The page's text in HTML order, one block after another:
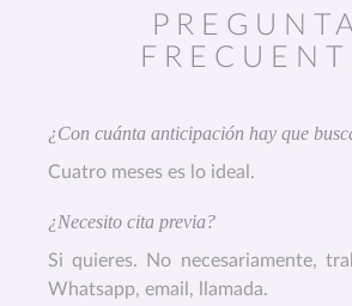
¿Con cuánta anticipación hay que
Cuatro meses es lo ideal.
¿Necesito cita previa?
Si quieres. No necesariamente,
Whatsapp, email, llamada.